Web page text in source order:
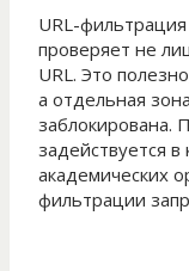
URL-
проверяет не
URL. Это
а отдельная
заблокирована.
задействуется
академических
фильтрации